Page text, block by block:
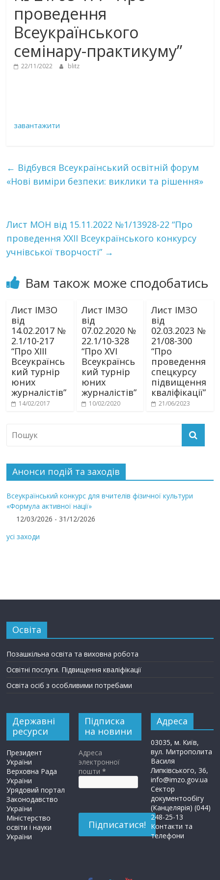
проведення
Всеукраїнського
семінару-практикуму”
22/11/2022 blitz
завантажити
← Відбувся Всеукраїнський освітній форум
«Нові виміри безпеки: виклики та рішення»
Лист МОН від 15.11.2022 №1/13928-22 “Про
проведення XХІІ Всеукраїнського конкурсу
учнівської творчості” →
Вам також може сподобатись
Лист ІМЗО
від
14.02.2017 №
2.1/10-217
“Про XIII
Всеукраїнсь
кий турнір
юних
журналістів”
14/02/2017
Лист ІМЗО
від
07.02.2020 №
22.1/10-328
“Про XVI
Всеукраїнсь
кий турнір
юних
журналістів”
10/02/2020
Лист ІМЗО
від
02.03.2023 №
21/08-300
“Про
проведення
спецкурсу
підвищення
кваліфікації”
21/06/2023
Анонси подій та заходів
Всеукраїнський конкурс для вчителів фізичної культури
«Формула активної нації»
12/03/2026 - 31/12/2026
усі заходи
Освіта
Позашкільна освіта та виховна робота
Освітні послуги. Підвищення кваліфікації
Освіта осіб з особливими потребами
Державні
ресурси
Президент
України
Верховна Рада
України
Урядовий портал
Законодавство
України
Міністерство
освіти і науки
України
Підписка
на новини
Адреса
электронної
пошти*
Адреса
03035, м. Київ,
вул. Митрополита
Василя
Липківського, 36,
info@imzo.gov.ua
Сектор
документообігу
(Канцелярія) (044)
248-25-13
Контакти та
телефони